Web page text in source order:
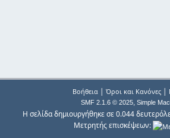
Βοήθεια| Όροι και Κανόνες|
SMF 2.1.6 © 2025, Simple
Η σελίδα δημιουργήθηκε σε 0.044
Μετρητής επισκέψεων: